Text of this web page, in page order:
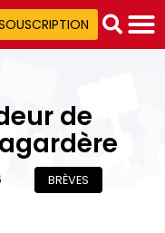
de
BRÈVES